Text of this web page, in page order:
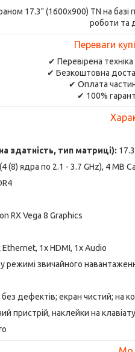
17.3" (1600x900) TN на
роботи та
Переваги
✔ Перевірена техніка
✔ Безкоштовна
✔ Оплата
✔ 100%
здатність, тип матриці):
(8) ядра по 2.1 - 3.7 GHz), 4 MB
RX Vega 8 Graphics
Ethernet, 1x HDMI, 1x Audio
режимі звичайного
дефектів; екран чистий; на
пристрій, наклейки на